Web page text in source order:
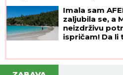
Imala sam
zaljubila se, a
neizdrživu
ispričam! Da li